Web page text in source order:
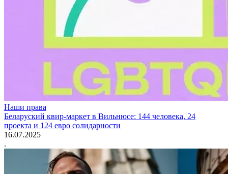
Наши права
Беларуский квир-маркет в Вильнюсе: 144 человека, 24
проекта и 124 евро солидарности
16.07.2025
.